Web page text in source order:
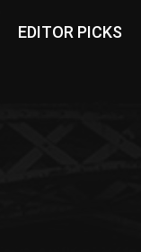
EDITOR PICKS